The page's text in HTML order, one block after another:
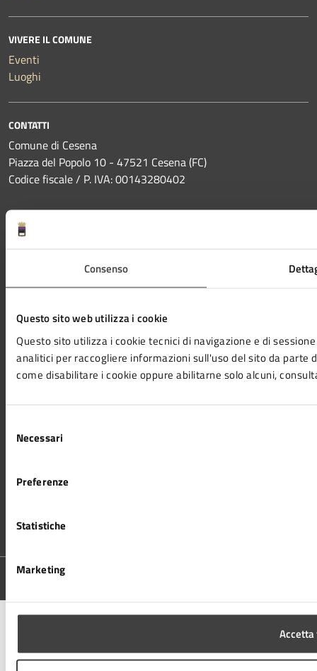
Consenso
Questo sito web utilizza i cookie
Questo sito utilizza i cookie tecnici di navigazione e di
analitici per raccogliere informazioni sull'uso del sito da parte
come disabilitare i cookie oppure abilitarne solo alcuni,
delNecessari
Preferenze
Statistiche
Marketing
VIVERE IL COMUNE
Eventi
Luoghi
CONTATTI
Comune di Cesena
Piazza del Popolo 10 - 47521 Cesena (FC)
Codice fiscale / P. IVA: 00143280402
PEC:
Prenotazione appuntamento
Segnalazione disservizio
Richiesta assistenza
Amministrazione trasparente
Dichiarazione di accessibilità
Facebook
Media Policy